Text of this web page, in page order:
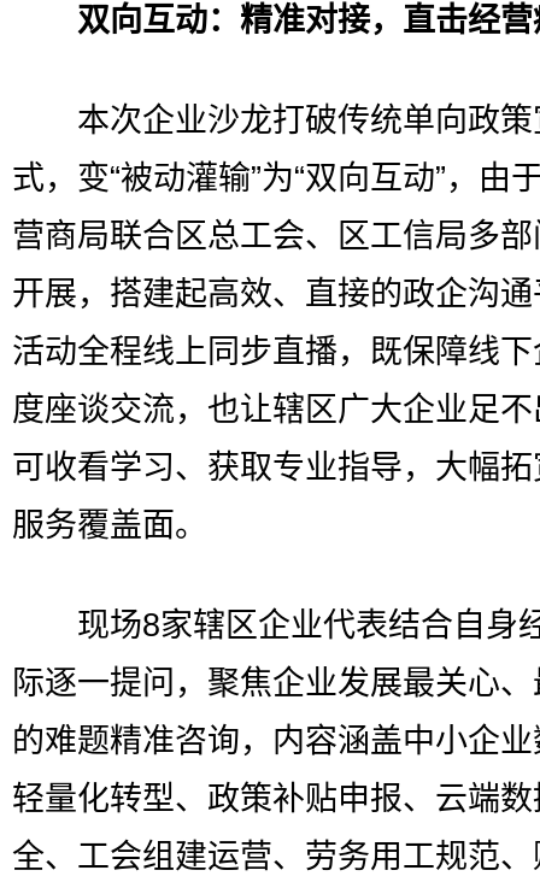
双向互动：精准对接，直击经
本次企业沙龙打破传统单向政策
式，变“被动灌输”为“双向互动”，由
营商局联合区总工会、区工信局多
开展，搭建起高效、直接的政企沟
活动全程线上同步直播，既保障线
度座谈交流，也让辖区广大企业足
可收看学习、获取专业指导，大幅
服务覆盖面。
现场8家辖区企业代表结合自身
际逐一提问，聚焦企业发展最关心
的难题精准咨询，内容涵盖中小企
轻量化转型、政策补贴申报、云端
全、工会组建运营、劳务用工规范